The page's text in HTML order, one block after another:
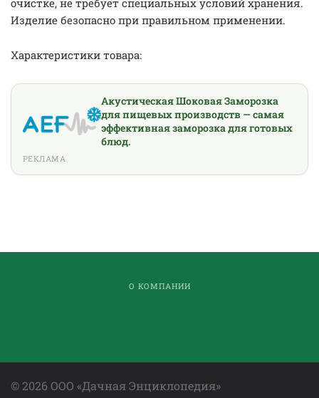
очистке, не требует специальных условий хранения.
Изделие безопасно при правильном применении.
Характеристики товара:
Акустическая Шоковая Заморозка
для пищевых производств — самая
эффективная заморозка для готовых
блюд.
РЕКЛАМА
О КОМПАНИИ
©2026 ООО «Дачная Энциклопедия»